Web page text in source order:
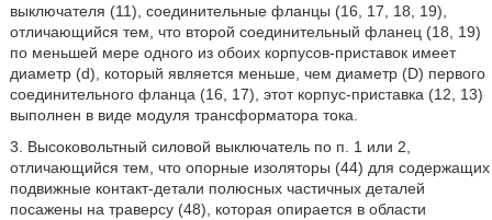
выключателя (11), соединительные фланцы (16, 17, 18, 19),
отличающийся тем, что второй соединительный фланец (18, 19)
по меньшей мере одного из обоих корпусов-приставок имеет
диаметр (d), который является меньше, чем диаметр (D) первого
соединительного фланца (16, 17), этот корпус-приставка (12, 13)
выполнен в виде модуля трансформатора тока.
3. Высоковольтный силовой выключатель по п. 1 или 2,
отличающийся тем, что опорные изоляторы (44) для содержащих
подвижные контакт-детали полюсных частичных деталей
посажены на траверсу (48), которая опирается в области